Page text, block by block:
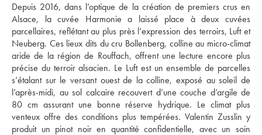
Depuis 2016, dans l’optique de la création de premiers crus en
Alsace, la cuvée Harmonie a laissé place à deux cuvées
parcellaires, reflétant au plus près l’expression des terroirs, Luft et
Neuberg. Ces lieux dits du cru Bollenberg, colline au micro-climat
aride de la région de Rouffach, offrent une lecture encore plus
précise du terroir alsacien. Le Luft est un ensemble de parcelles
s’étalant sur le versant ouest de la colline, exposé au soleil de
l’après-midi, au sol calcaire recouvert d’une couche d’argile de
80 cm assurant une bonne réserve hydrique. Le climat plus
venteux offre des conditions plus tempérées. Valentin Zusslin y
produit un pinot noir en quantité confidentielle, avec un soin